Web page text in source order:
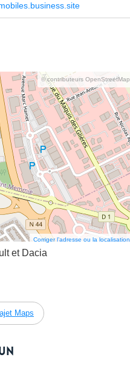
© contributeurs OpenStreetMap
Corriger l’adresse ou la localisation
et Dacia
Maps